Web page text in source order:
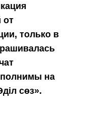
от
только в
на
сөз».